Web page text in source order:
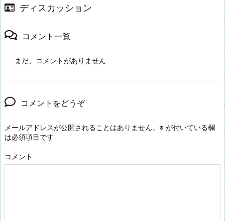
ディスカッション
コメント一覧
まだ、コメントがありません
コメントをどうぞ
メールアドレスが公開されることはありません。 ※ が付いている欄
は必須項目です
コメント